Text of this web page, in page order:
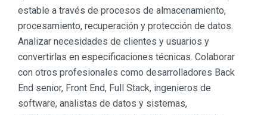
estable a través de procesos de almacenamiento,
procesamiento, recuperación y protección de datos.
Analizar necesidades de clientes y usuarios y
convertirlas en especificaciones técnicas. Colaborar
con otros profesionales como desarrolladores Back
End senior, Front End, Full Stack, ingenieros de
software, analistas de datos y sistemas,